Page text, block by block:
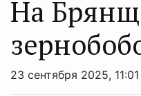
На
23 сентября 2025, 11:01